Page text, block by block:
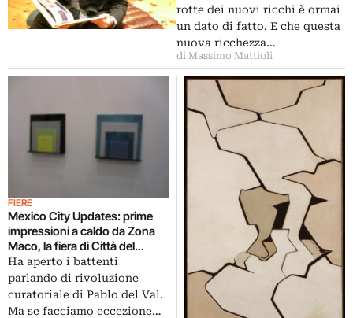
rotte dei nuovi ricchi è ormai
un dato di fatto. E che questa
nuova ricchezza…
di Massimo Mattioli
FIERE
Mexico City Updates: prime
impressioni a caldo da Zona
Maco, la fiera di Città del
Messico e una delle fiere più
emergenti del mondo. Tanto
che Art Basel ci starebbe
facendo un pensierino
Ha aperto i battenti
parlando di rivoluzione
curatoriale di Pablo del Val.
Ma se facciamo eccezione…